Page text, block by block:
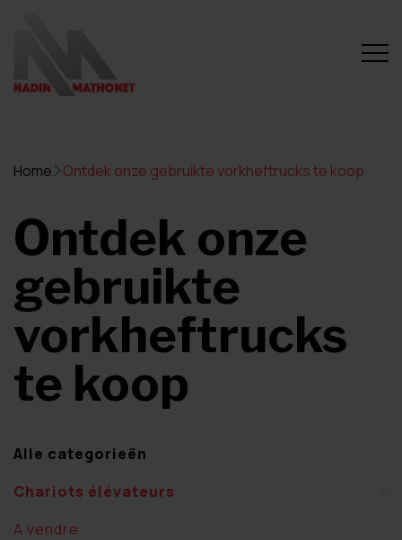
Home Ontdek onze gebruikte vorkheftrucks te koop
Ontdek onze
gebruikte
vorkheftrucks
te koop
Alle categorieën
Chariots élévateurs
A vendre